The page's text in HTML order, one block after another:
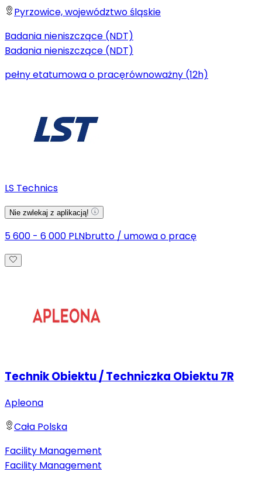
Pyrzowice, województwo śląskie
Badania nieniszczące (NDT)
Badania nieniszczące (NDT)
pełny etatumowa o pracęrównoważny (12h)
LS Technics
Nie zwlekaj z aplikacją!
5 600 - 6 000 PLNbrutto / umowa o pracę
Technik Obiektu / Techniczka Obiektu 7R
Apleona
Cała Polska
Facility Management
Facility Management